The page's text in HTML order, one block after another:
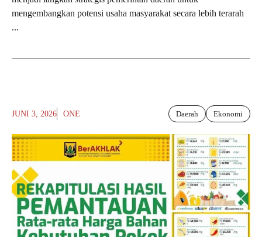
mengembangkan potensi usaha masyarakat secara lebih terarah
...
JUNI 3, 2026 ONE Daerah Ekonomi